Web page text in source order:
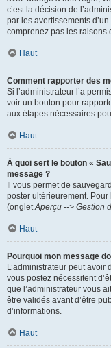
c’est la décision de
par les avertissements
comprenez pas les raisons
Haut
Comment rapporter des
Si l’administrateur l’a
voir un bouton pour
aux étapes nécessaires
Haut
À quoi sert le bouton «
message ?
Il vous permet de
poster ultérieurement.
(ongletAperçu --> Gestion
Haut
Pourquoi mon message
L’administrateur peut
vous postez nécessitent
que l’administrateur vous
être validés avant d’être
d’informations.
Haut